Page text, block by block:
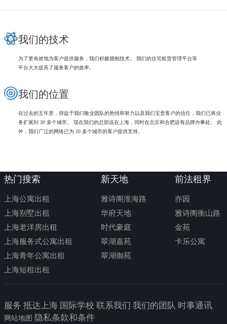
我们的技术
为了更有效地为客户提供服务，我们积极拥抱技术。 我们的住宅租赁管理平台等
平台大大提高了服务客户的效率。
我们的位置
在过去的五年里，得益于我们敬业团队的热情和努力以及我们宝贵客户的信任，我们已将业
务扩展到 30 多个城市。 现在我们的总部设在上海，同时在北京和合肥设有品牌办事处。 此
外，我们广泛的网络已为 20 多个城市的客户提供支持。
热门搜索
上海公寓出租
上海别墅出租
上海老洋房出租
上海服务式公寓出租
上海青年公寓出租
上海短租出租
新天地
雅诗阁淮海路
华府天地
时代豪庭
翠湖嘉苑
翠湖御苑
前法租界
亦园
雅诗阁衡山路
金苑
卡乐公寓
服务 抵达上海 国际学校 联系我们 我们的团队 时事通讯
网站地图 隐私条款和条件